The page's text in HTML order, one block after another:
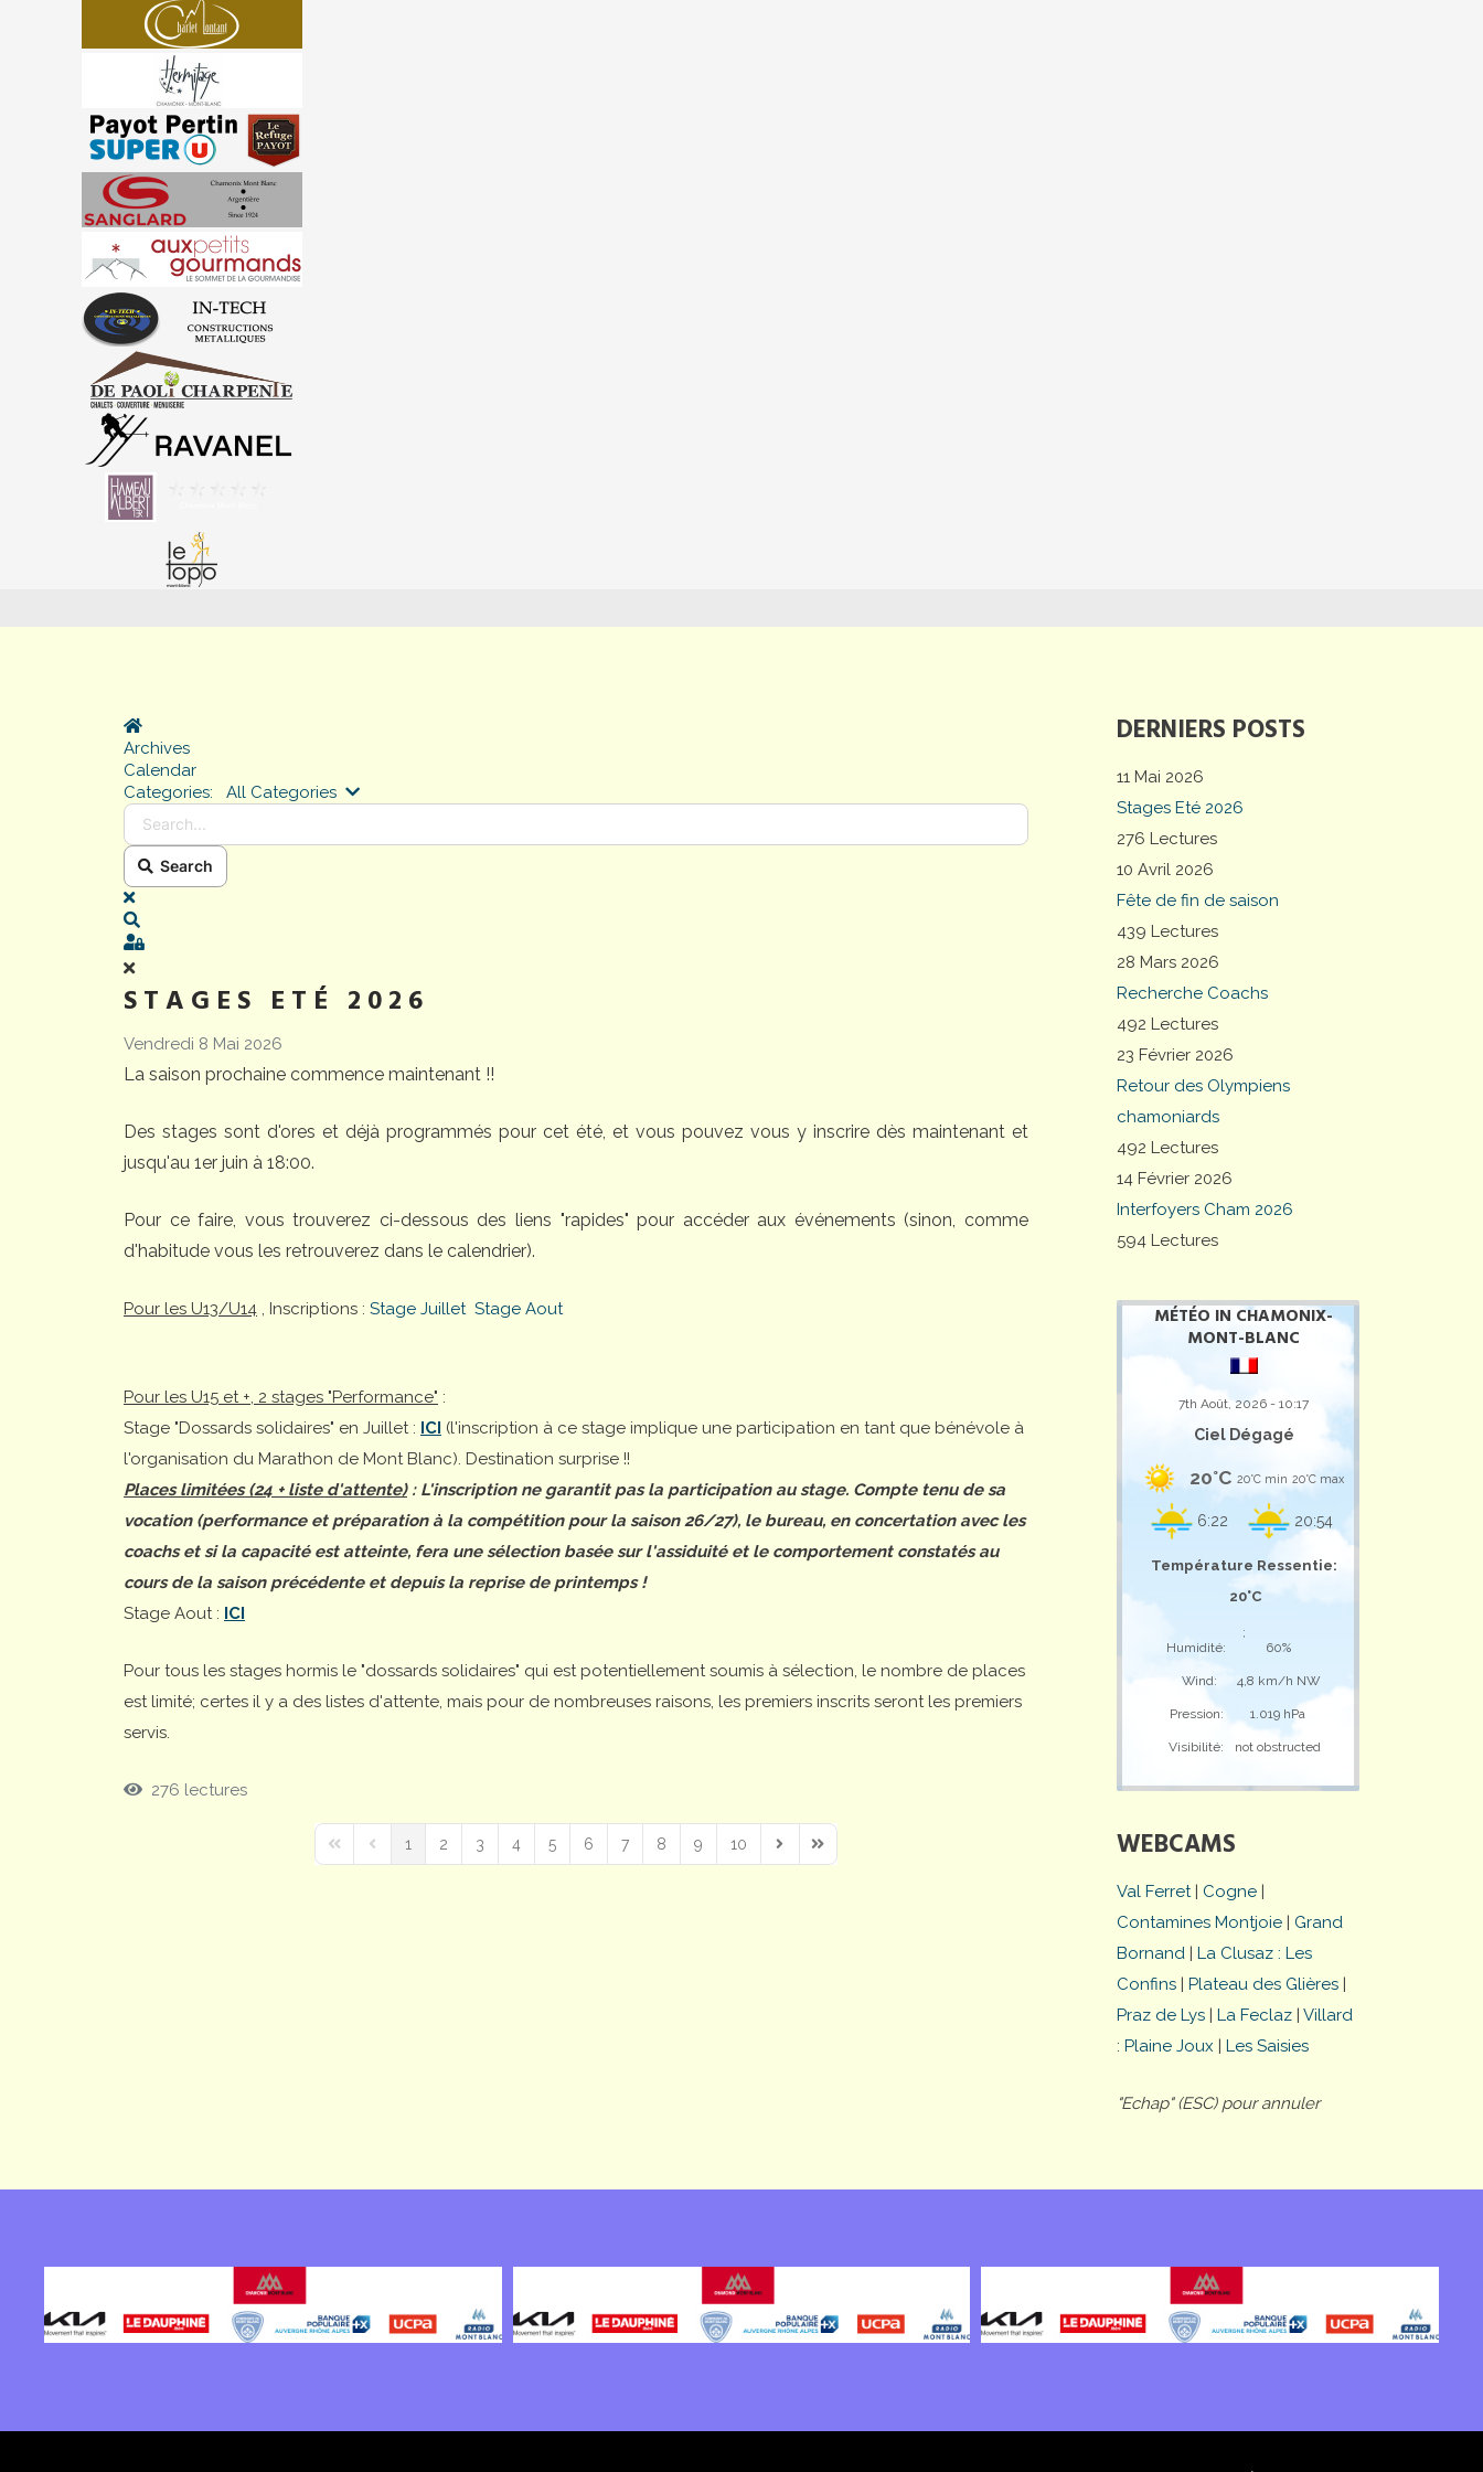
DERNIERS POSTS
11 Mai 2026
Stages Eté 2026
276 Lectures
10 Avril 2026
Fête de fin de saison
439 Lectures
28 Mars 2026
Recherche Coachs
492 Lectures
23 Février 2026
Retour des Olympiens
chamoniards
492 Lectures
14 Février 2026
Interfoyers Cham 2026
594 Lectures
MÉTÉO IN CHAMONIX-
MONT-BLANC
7th Août, 2026 - 10:17
Ciel Dégagé
20°C 20°C min 20°C max
6:22 20:54
Température Ressentie:
20°C
;
Humidité:
60%
Wind: 4,8 km/h NW
Pression: 1.019 hPa
Visibilité: not obstructed
WEBCAMS
Val Ferret| Cogne |
Contamines Montjoie | Grand
Bornand | La Clusaz : Les
Confins | Plateau des Glières |
Praz de Lys | La Feclaz | Villard
: Plaine Joux | Les Saisies
"Echap" (ESC) pour annuler
Home
Archives
Calendar
Categories:
All Categories Search...
Search
x
Sign In
STAGES ETÉ 2026
Vendredi 8 Mai 2026
La saison prochaine commence maintenant !!
Des stages sont d'ores et déjà programmés pour cet été, et vous pouvez vous y inscrire dès maintenant et
jusqu'au 1er juin à 18:00.
Pour ce faire, vous trouverez ci-dessous des liens "rapides" pour accéder aux événements (sinon, comme
d'habitude vous les retrouverez dans le calendrier).
Pour les U13/U14 , Inscriptions : Stage Juillet Stage Aout
Pour les U15 et +, 2 stages "Performance" :
Stage "Dossards solidaires" en Juillet : ICI (l'inscription à ce stage implique une participation en tant que bénévole à
l'organisation du Marathon de Mont Blanc). Destination surprise !!
Places limitées (24 + liste d'attente): L'inscription ne garantit pas la participation au stage. Compte tenu de sa
vocation (performance et préparation à la compétition pour la saison 26/27), le bureau, en concertation avec les
coachs et si la capacité est atteinte, fera une sélection basée sur l'assiduité et le comportement constatés au
cours de la saison précédente et depuis la reprise de printemps !
Stage Aout : ICI
Pour tous les stages hormis le "dossards solidaires" qui est potentiellement soumis à sélection, le nombre de places
est limité; certes il y a des listes d'attente, mais pour de nombreuses raisons, les premiers inscrits seront les premiers
servis.
276 lectures
First PagePrevious Page
1 2 3 4 5 6 7 8 9 10
Next PageLast Page